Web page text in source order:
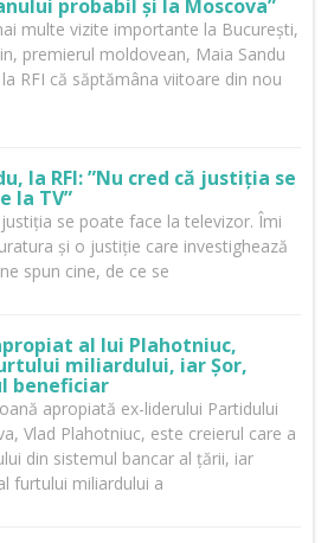
probabil și la Moscova”
multe vizite importante la București,
premierul moldovean, Maia Sandu
RFI că săptămâna viitoare din nou
la RFI: ”Nu cred că justiția se
la TV”
se poate face la televizor. Îmi
și o justiție care investighează
spun cine, de ce se
al lui Plahotniuc,
miliardului, iar Șor,
beneficiar
apropiată ex-liderului Partidului
Vlad Plahotniuc, este creierul care a
din sistemul bancar al țării, iar
furtului miliardului a